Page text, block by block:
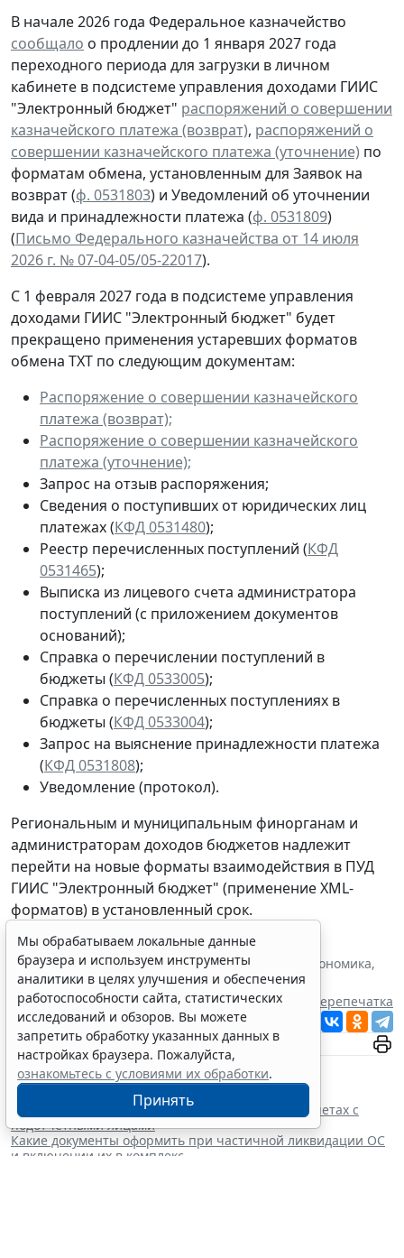
В начале 2026 года Федеральное казначейство
сообщало о продлении до 1 января 2027 года
переходного периода для загрузки в личном
кабинете в подсистеме управления доходами ГИИС
"Электронный бюджет" распоряжений о совершении
казначейского платежа (возврат), распоряжений о
совершении казначейского платежа (уточнение) по
форматам обмена, установленным для Заявок на
возврат (ф. 0531803) и Уведомлений об уточнении
вида и принадлежности платежа (ф. 0531809)
(Письмо Федерального казначейства от 14 июля
2026 г. № 07-04-05/05-22017).
С 1 февраля 2027 года в подсистеме управления
доходами ГИИС "Электронный бюджет" будет
прекращено применения устаревших форматов
обмена TXT по следующим документам:
Распоряжение о совершении казначейского
платежа (возврат);
Распоряжение о совершении казначейского
платежа (уточнение);
Запрос на отзыв распоряжения;
Сведения о поступивших от юридических лиц
платежах (КФД 0531480);
Реестр перечисленных поступлений (КФД
0531465);
Выписка из лицевого счета администратора
поступлений (с приложением документов
оснований);
Справка о перечислении поступлений в
бюджеты (КФД 0533005);
Справка о перечисленных поступлениях в
бюджеты (КФД 0533004);
Запрос на выяснение принадлежности платежа
(КФД 0531808);
Уведомление (протокол).
Региональным и муниципальным финорганам и
администраторам доходов бюджетов надлежит
перейти на новые форматы взаимодействия в ПУД
ГИИС "Электронный бюджет" (применение XML-
форматов) в установленный срок.
Теги:2027,бюджет,бюджетная сфера,госсектор
государственный контроль (надзор),цифровая экономика,
электронный документооборот
Источник:Система ГАРАНТ
Перепечатка
Читать ГАРАНТ.РУ в
Новостии Дзен
Документы по теме:
Бюджетный кодекс (БК РФ)
Какие первичные документы оформить при расчетах с
подотчетными лицами
Какие документы оформить при частичной ликвидации ОС
и включении их в комплекс
Мы обрабатываем локальные данные
браузера и используем инструменты
аналитики в целях улучшения и обеспечения
работоспособности сайта, статистических
исследований и обзоров. Вы можете
запретить обработку указанных данных в
настройках браузера. Пожалуйста,
ознакомьтесь с условиями их обработки.
Принять